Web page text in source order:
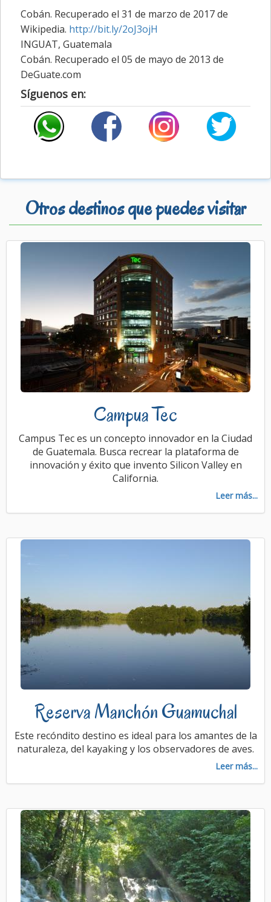
Cobán. Recuperado el 31 de marzo de 2017 de
Wikipedia. http://bit.ly/2oJ3ojH
INGUAT, Guatemala
Cobán. Recuperado el 05 de mayo de 2013 de
DeGuate.com
Síguenos en:
Otros destinos que puedes visitar
Campua Tec
Campus Tec es un concepto innovador en la Ciudad
de Guatemala. Busca recrear la plataforma de
innovación y éxito que invento Silicon Valley en
California.
Leer más...
Reserva Manchón Guamuchal
Este recóndito destino es ideal para los amantes de la
naturaleza, del kayaking y los observadores de aves.
Leer más...